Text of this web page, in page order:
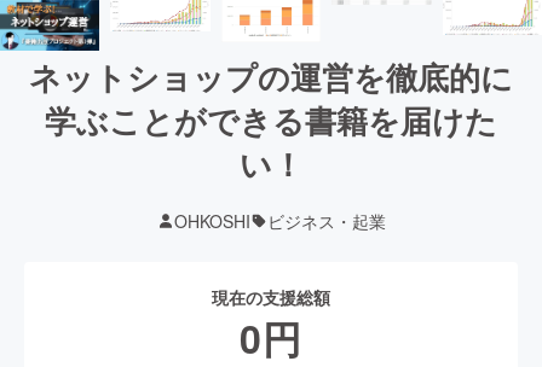
ネットショップの運営を徹底的に
学ぶことができる書籍を届けた
い！
OHKOSHI ビジネス・起業
現在の支援総額
0円